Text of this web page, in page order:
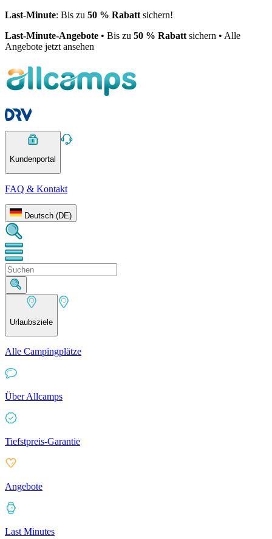
Last-Minute: Bis zu 50 % Rabatt sichern!
Last-Minute-Angebote • Bis zu 50 % Rabatt sichern • Alle
Angebote jetzt ansehen
Kundenportal
FAQ & Kontakt
Deutsch (DE)
Urlaubsziele
Alle Campingplätze
Über Allcamps
Tiefstpreis-Garantie
Angebote
Last Minutes